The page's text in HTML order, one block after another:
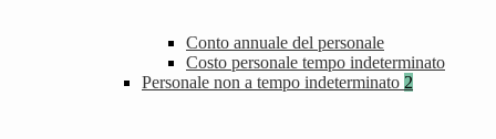
Conto annuale del personale
Costo personale tempo indeterminato
Personale non a tempo indeterminato 2